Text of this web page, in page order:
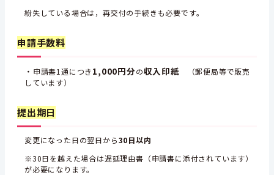
紛失している場合は，再交付の手続きも必要です。
申請手数料
・ 申請書1通につき 1,000円分の収入印紙
（郵便局等で販売
しています）
提出期日
変更になった日の翌日から30日以内
※30日を越えた場合は遅延理由書（申請書に添付されています）
が必要になります。